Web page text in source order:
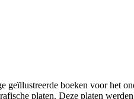
boeken voor het
platen. Deze platen